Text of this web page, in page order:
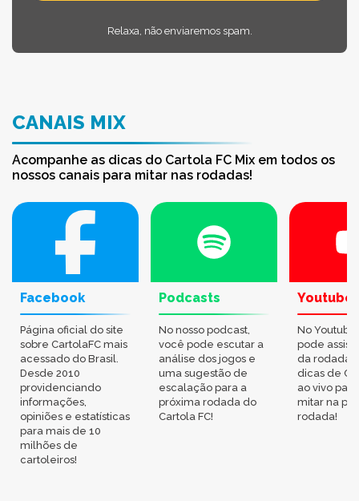
Relaxa, não enviaremos spam.
CANAIS MIX
Acompanhe as dicas do Cartola FC Mix em todos os
nossos canais para mitar nas rodadas!
Facebook
Página oficial do site
sobre CartolaFC mais
acessado do Brasil.
Desde 2010
providenciando
informações,
opiniões e estatísticas
para mais de 10
milhões de
cartoleiros!
Podcasts
No nosso podcast,
você pode escutar a
análise dos jogos e
uma sugestão de
escalação para a
próxima rodada do
Cartola FC!
Youtube
No
pode
da rodada,
dicas de
ao vivo
mitar na
rodada!